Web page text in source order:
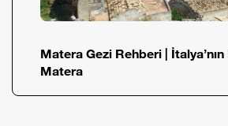
Matera Gezi Rehberi |
Matera